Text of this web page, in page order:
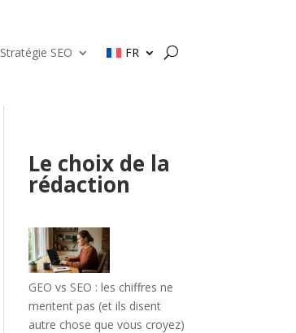
Stratégie SEO FR
Le choix de la
rédaction
GEO vs SEO : les chiffres ne
mentent pas (et ils disent
autre chose que vous croyez)